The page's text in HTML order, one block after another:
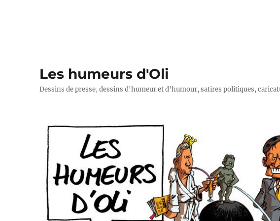
Les humeurs d'Oli
Dessins de presse, dessins d'humeur et d'humour, satires politiques,